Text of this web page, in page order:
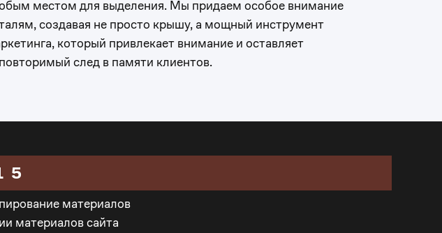
местом для выделения. Мы придаем особое внимание
создавая не просто крышу, а мощный инструмент
который привлекает внимание и оставляет
след в памяти клиентов.
2
4
5
6
материалов
материалов сайта